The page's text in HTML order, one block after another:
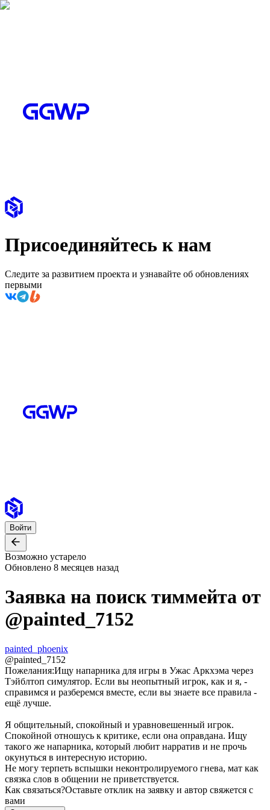
Присоединяйтесь к нам
Следите за развитием проекта и узнавайте об обновлениях
первыми
Войти
Возможно устарело
Обновлено 8 месяцев назад
Заявка на поиск тиммейта от
@painted_7152
painted_phoenix
@painted_7152
Пожелания:Ищу напарника для игры в Ужас Аркхэма через
Тэйблтоп симулятор. Если вы неопытный игрок, как и я, -
справимся и разберемся вместе, если вы знаете все правила -
ещё лучше.
Я общительный, спокойный и уравновешенный игрок.
Спокойной отношусь к критике, если она оправдана. Ищу
такого же напарника, который любит нарратив и не прочь
окунуться в интересную историю.
Не могу терпеть вспышки неконтролируемого гнева, мат как
связка слов в общении не приветствуется.
Как связаться?Оставьте отклик на заявку и автор свяжется с
вами